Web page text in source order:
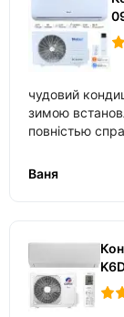
чудовий
зимою
повністью
температури
Ваня